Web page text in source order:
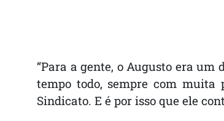
“Para a gente, o Augusto era um
tempo todo, sempre com muita
Sindicato. E é por isso que ele